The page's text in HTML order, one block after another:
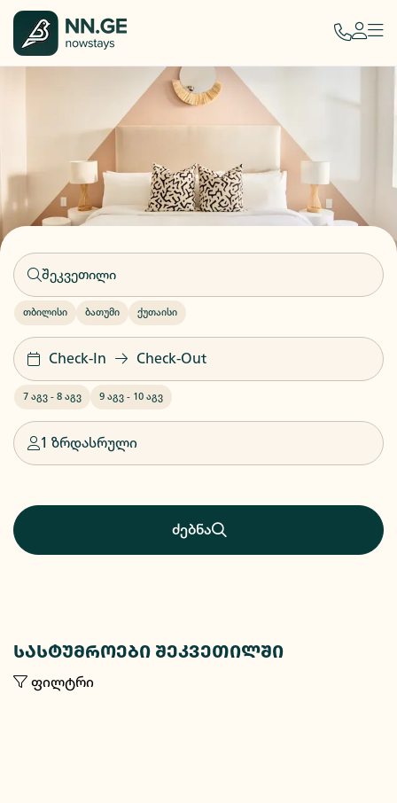
თბილისი ბათუმი ქუთაისი
Check-In Check-Out
7 აგვ - 8 აგვ 9 აგვ - 10 აგვ
1 ზრდასრული
ძებნა
სასტუმროები შეკვეთილში
ფილტრი